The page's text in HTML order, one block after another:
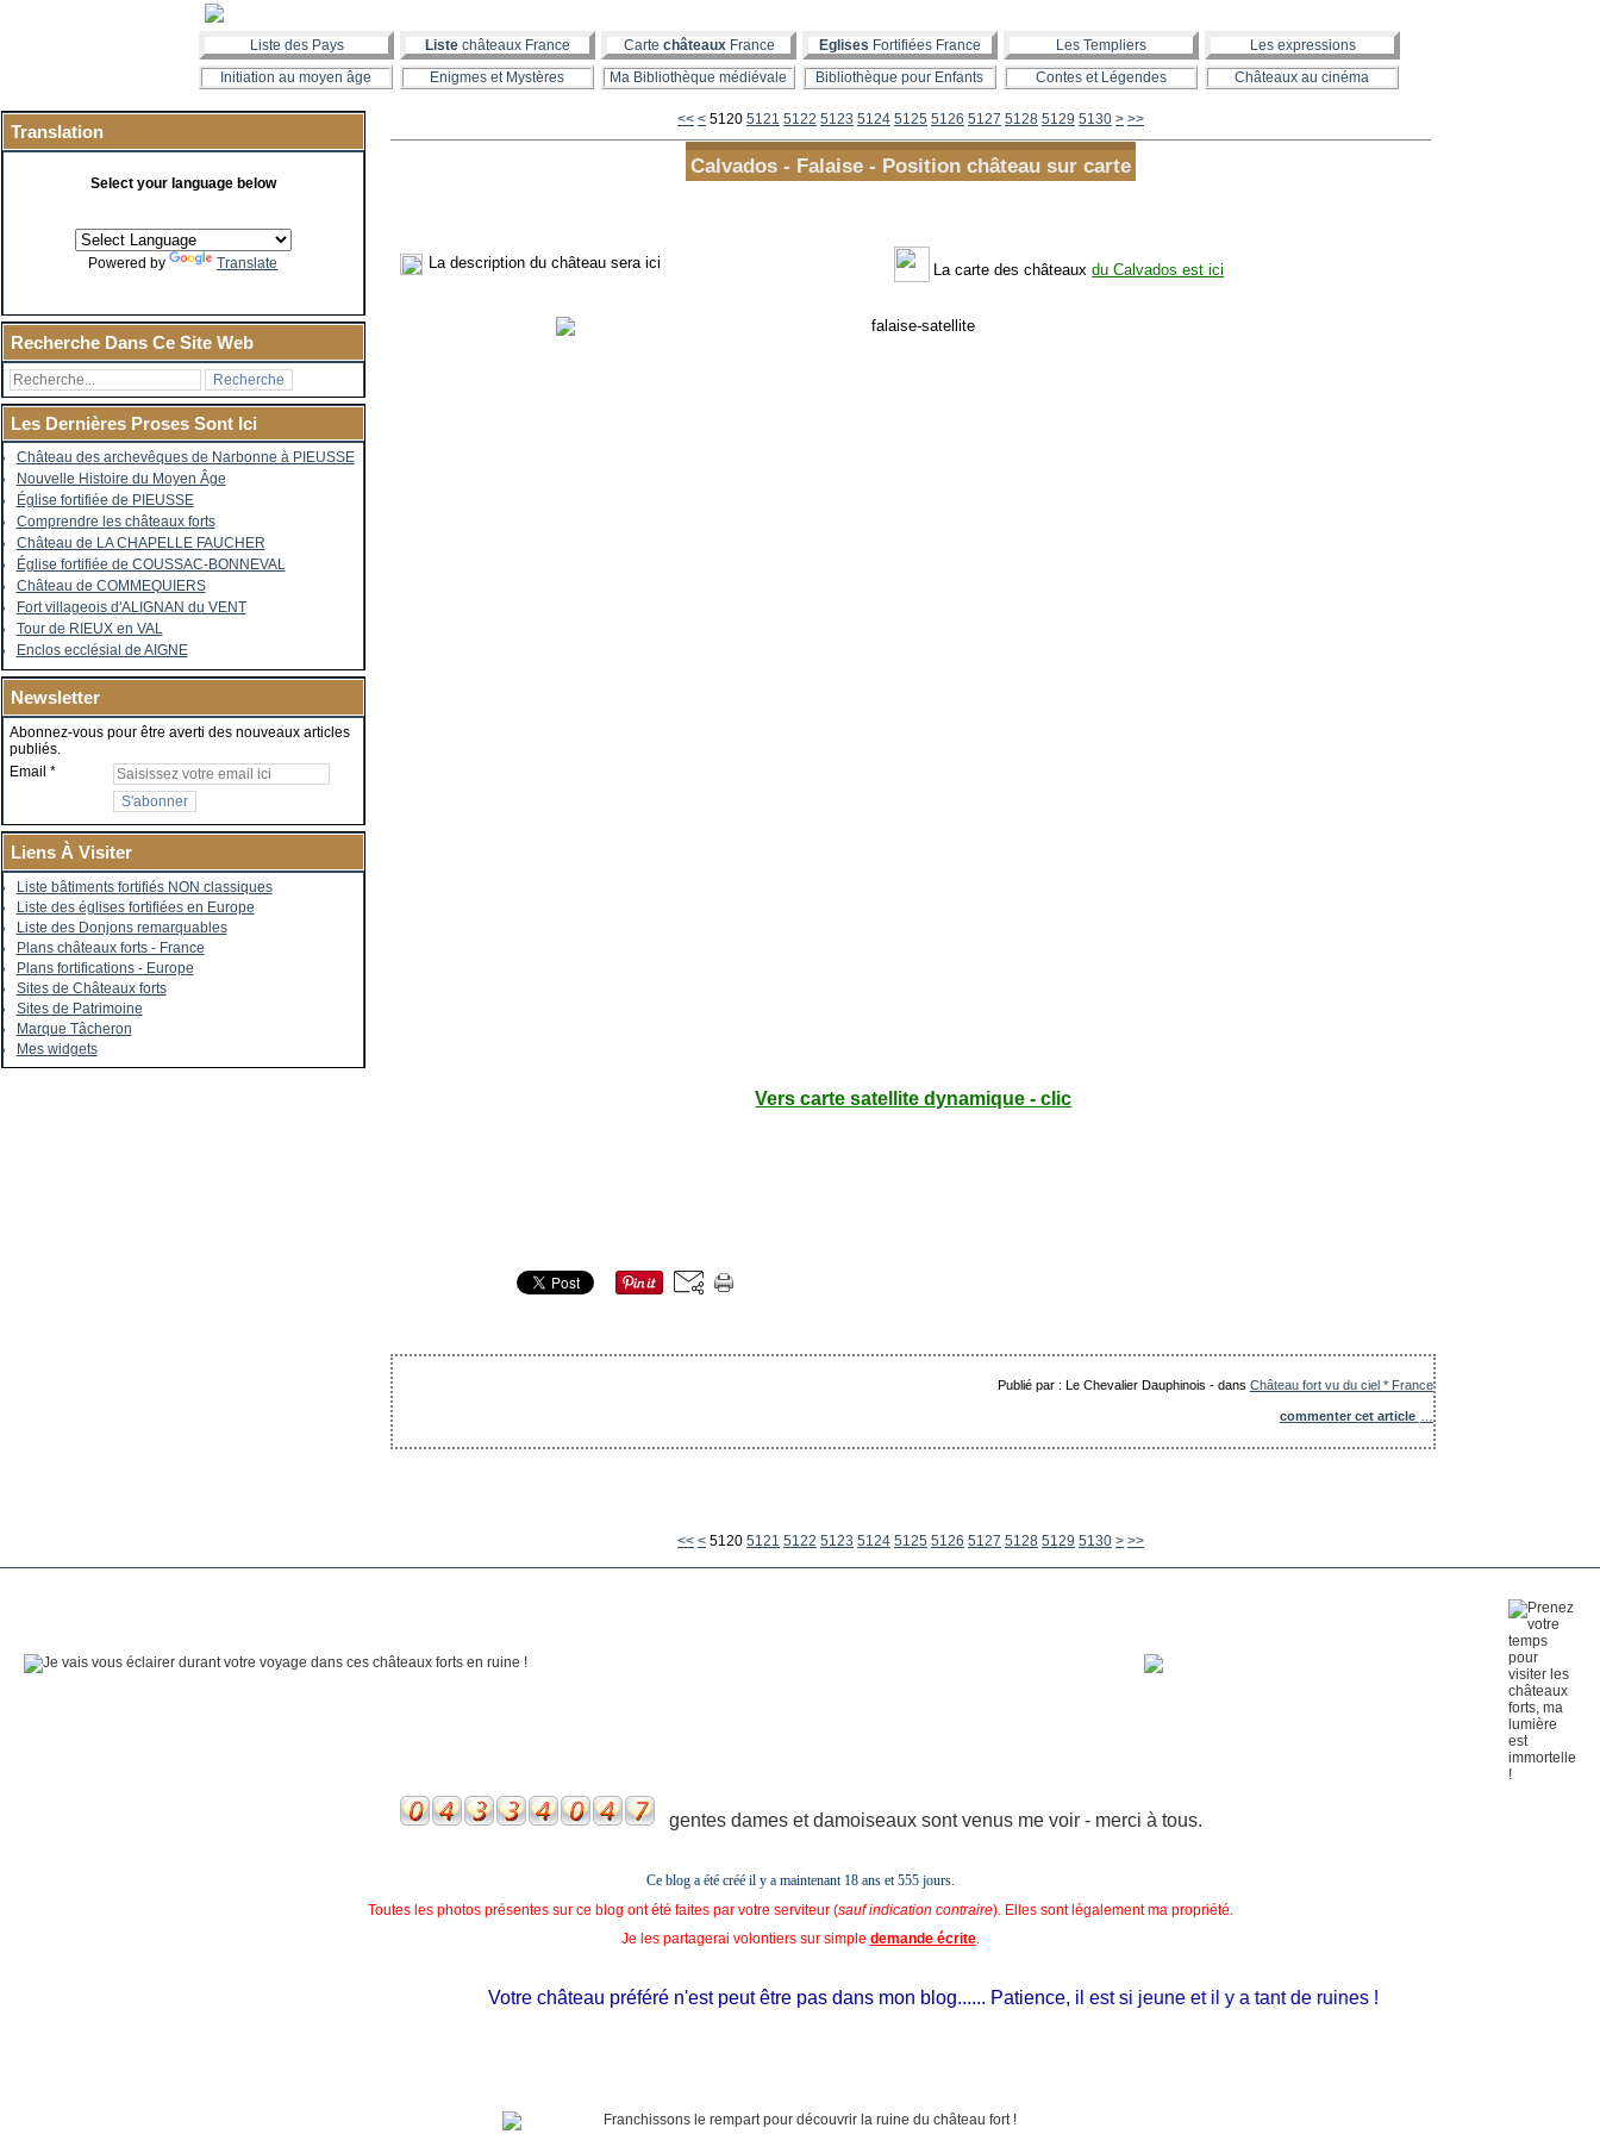
Liste des Pays Liste châteaux France Carte châteauxFrance Eglises Fortifiées France Les Templiers
Les expressions
Initiation au moyen âge
Enigmes et Mystères Ma Bibliothèque médiévale Bibliothèque pour Enfants Contes et Légendes Châteaux au cinéma
Translation
Select your language below
Powered by Translate
Recherche Dans Ce Site Web
Les Dernières Proses Sont Ici
Château des archevêques de Narbonne à PIEUSSE
Nouvelle Histoire du Moyen Âge
Église fortifiée de PIEUSSE
Comprendre les châteaux forts
Château de LA CHAPELLE FAUCHER
Église fortifiée de COUSSAC-BONNEVAL
Château de COMMEQUIERS
Fort villageois d'ALIGNAN du VENT
Tour de RIEUX en VAL
Enclos ecclésial de AIGNE
Newsletter
Abonnez-vous pour être averti des nouveaux articles
publiés.
Email
Liens À Visiter
Liste bâtiments fortifiés NON classiques
Liste des églises fortifiées en Europe
Liste des Donjons remarquables
Plans châteaux forts - France
Plans fortifications - Europe
Sites de Châteaux forts
Sites de Patrimoine
Marque Tâcheron
Mes widgets
<< < 5100
5110
5120 5121 5122 5123 5124 5125 5126 5127 5128 5129 5130 5140
5150
5160
5170
5180
5190
5200
5300
5400
5500
5600
> >>
Calvados - Falaise - Position château sur carte
La description du château sera ici La carte des châteauxdu Calvados est ici
Vers carte satellite dynamique - clic
Publié par : Le Chevalier Dauphinois -dans Château fort vu du ciel * France
commenter cet article
<< < 5100
5110
5120 5121 5122 5123 5124 5125 5126 5127 5128 5129 5130 5140
5150
5160
5170
5180
5190
5200
5300
5400
5500
5600
> >>
gentes dames et damoiseaux sont venus me voir - merci à tous.
Ce blog a été créé il y a maintenant 18 ans et555 jours.
Toutes les photos présentes sur ce blog ont été faites par votre serviteur (sauf indication contraire). Elles sont légalement ma propriété.
Je les partagerai volontiers sur simple demande écrite.
Votre château préféré n'est peut être pas dans mon blog...... Patience, il est si jeune et il y a tant de ruines !